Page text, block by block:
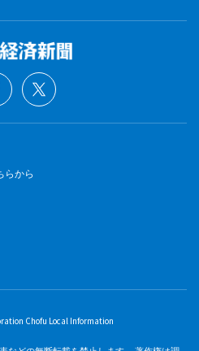
らから
Chofu Local Information